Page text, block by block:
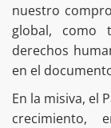
nuestro
global, como
derechos
en el
En la misiva, el
crecimiento,